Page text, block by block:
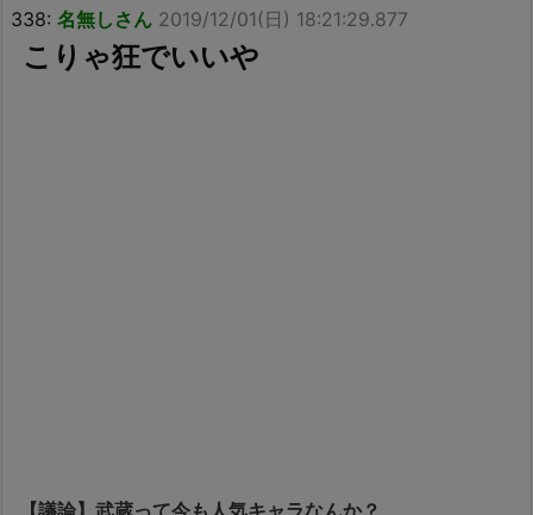
338: 名無しさん 2019/12/01(日) 18:21:29.877
こりゃ狂でいいや
【議論】武蔵って今も人気キャラなんか？